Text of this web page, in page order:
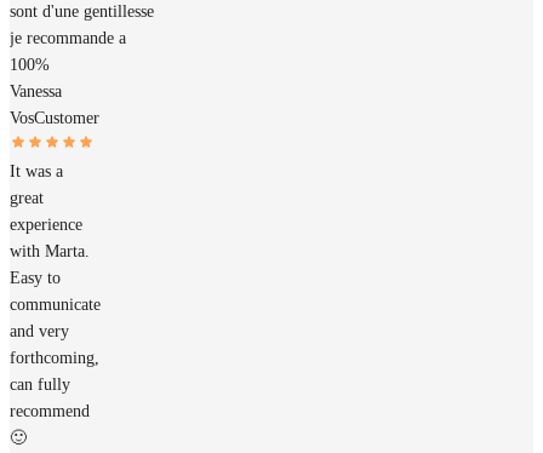
sont d'une gentillesse
je recommande a
100%
Vanessa
VosCustomer
It was a
great
experience
with Marta.
Easy to
communicate
and very
forthcoming,
can fully
recommend
🙂